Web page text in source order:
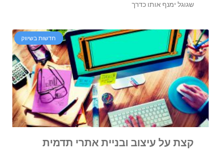
שגוגל ימנף אותו כדרך
חדשות בשיווק
קצת על עיצוב ובניית אתרי תדמית